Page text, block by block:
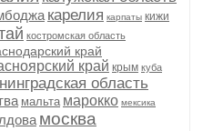
карелия карпаты кижи
костромская область
край
край крым куба
область
мальта марокко мексика
москва